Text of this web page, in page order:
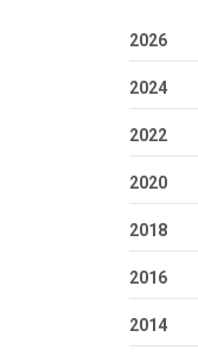
2026
2024
2022
2020
2018
2016
2014